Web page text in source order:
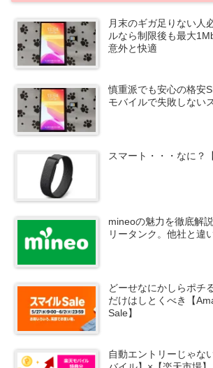
月末のギガ足りない人
ルなら制限後も最大
意外と快適
慎重派でも安心の格安
モバイルで失敗しない
スマート・・・なに？
mineoの魅力を徹底解
リータンク。他社と違
どーせなにかしらポチ
だけはしとくべき【
Sale】
自動エントリーじゃな